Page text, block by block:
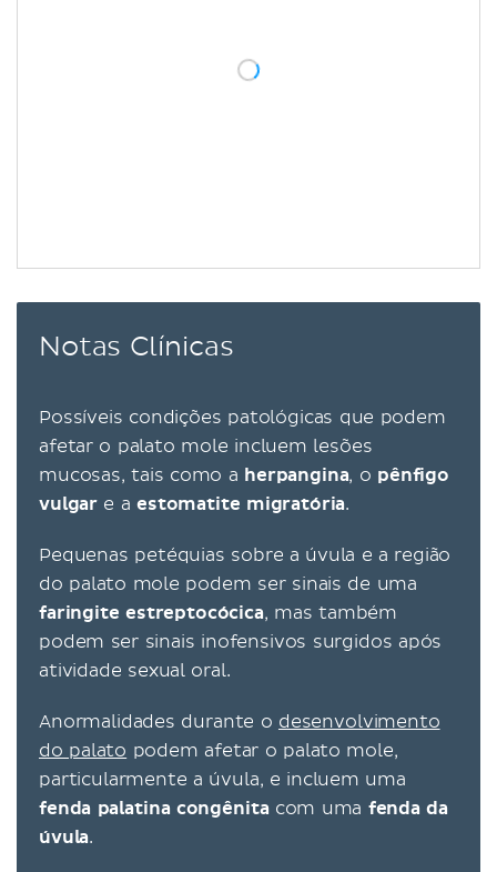
Notas Clínicas
Possíveis condições patológicas que podem
afetar o palato mole incluem lesões
mucosas, tais como a herpangina, o pênfigo
vulgar e aestomatite migratória.
Pequenas petéquias sobre a úvula e a região
do palato mole podem ser sinais de uma
faringite estreptocócica, mas também
podem ser sinais inofensivos surgidos após
atividade sexual oral.
Anormalidades durante o desenvolvimento
do palato podem afetar o palato mole,
particularmente a úvula, e incluem uma
fenda palatina congênitacom uma fenda da
úvula.